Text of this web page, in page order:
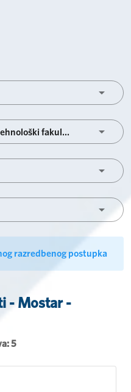
Agronomski i prehrambeno-tehnološki fakultet
razredbenog postupka
- Mostar -
5